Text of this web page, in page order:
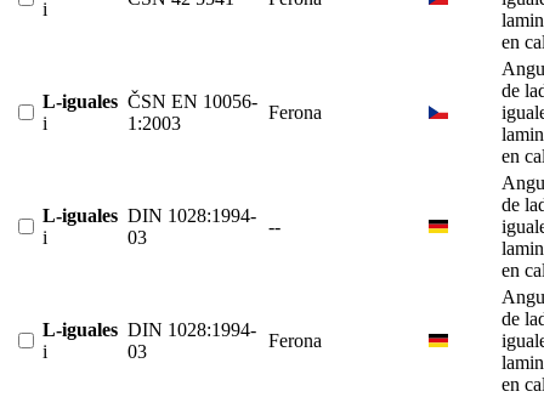
i
en
L-iguales
i
ČSN EN 10056-
1:2003
Ferona
de
en
L-iguales
i
DIN 1028:1994-
03
--
de
en
L-iguales
i
DIN 1028:1994-
03
Ferona
de
en